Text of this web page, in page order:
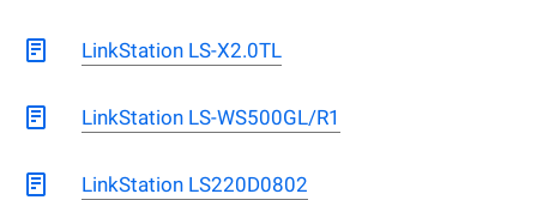
LinkStation LS-X2.0TL
LinkStation LS-WS500GL/R1
LinkStation LS220D0802